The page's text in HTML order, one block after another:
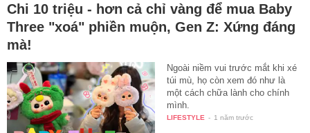
Chi 10 triệu - hơn cả chỉ vàng để mua Baby
Three "xoá" phiền muộn, Gen Z: Xứng đáng
mà!
Ngoài niềm vui trước mắt khi xé
túi mù, họ còn xem đó như là
một cách chữa lành cho chính
mình.
LIFESTYLE - 1 năm trước